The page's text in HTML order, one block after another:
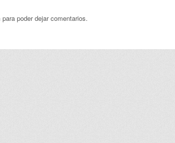
poder dejar comentarios.